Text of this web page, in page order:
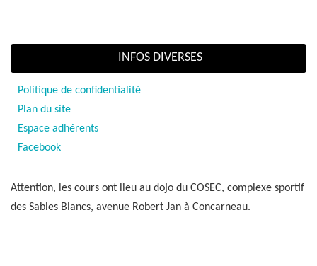
INFOS DIVERSES
Politique de confidentialité
Plan du site
Espace adhérents
Facebook
Attention, les cours ont lieu au dojo du COSEC, complexe sportif
des Sables Blancs, avenue Robert Jan à Concarneau.